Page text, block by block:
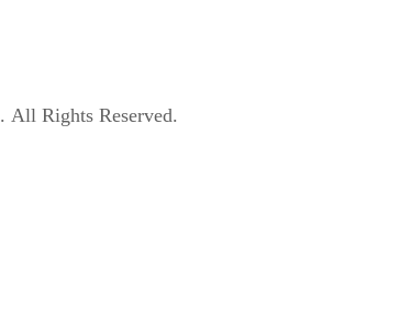
. All Rights Reserved.